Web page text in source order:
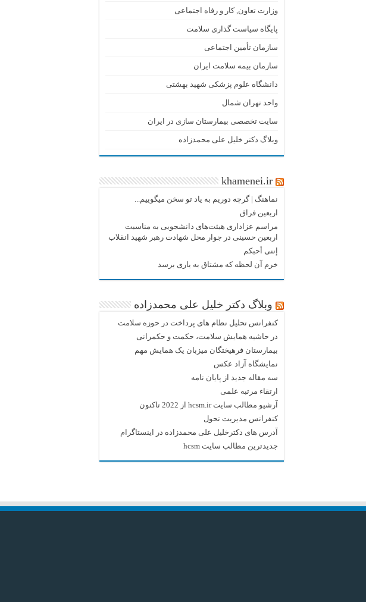
وزارت تعاون, کار و رفاه اجتماعی
پایگاه سیاست گذاری سلامت
سازمان تأمین اجتماعی
سازمان بیمه سلامت ایران
دانشگاه علوم پزشکی شهید بهشتی
واحد تهران شمال
سایت تخصصی بیمارستان سازی در ایران
وبلاگ دکتر خلیل علی محمدزاده
khamenei.ir
نماهنگ |‌ گرچه دوریم به یاد تو سخن میگوییم...
اربعین فراق
مراسم عزاداری هیئت‌های دانشجویی به مناسبت
اربعین حسینی در جوار محل شهادت رهبر شهید انقلاب
إننی أحبکم
خرم آن لحظه که مشتاق به یاری برسد
وبلاگ دکتر خلیل علی محمدزاده
کنفرانس تحلیل نظام های پرداخت در حوزه سلامت
در حاشیه همایش سلامت، حکمت و حکمرانی
بیمارستان فرهیختگان میزبان یک همایش مهم
نمایشگاه آزاد عکس
سه مقاله جدید از پایان نامه
ارتقاء مرتبه علمی
آرشیو مطالب سایت hcsm.ir از 2022 تاکنون
کنفرانس مدیریت تحول
آدرس های دکترخلیل علی محمدزاده در اینستاگرام
جدیدترین مطالب سایت hcsm